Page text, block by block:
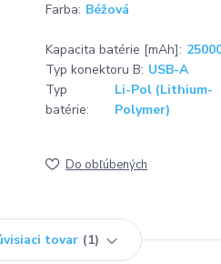
Farba: Béžová
Kapacita batérie [mAh]:
Typ konektoru B: USB-A
Typ
batérie:
Li-Pol (Lithium-
Polymer)
Do obľúbených
tovar 1